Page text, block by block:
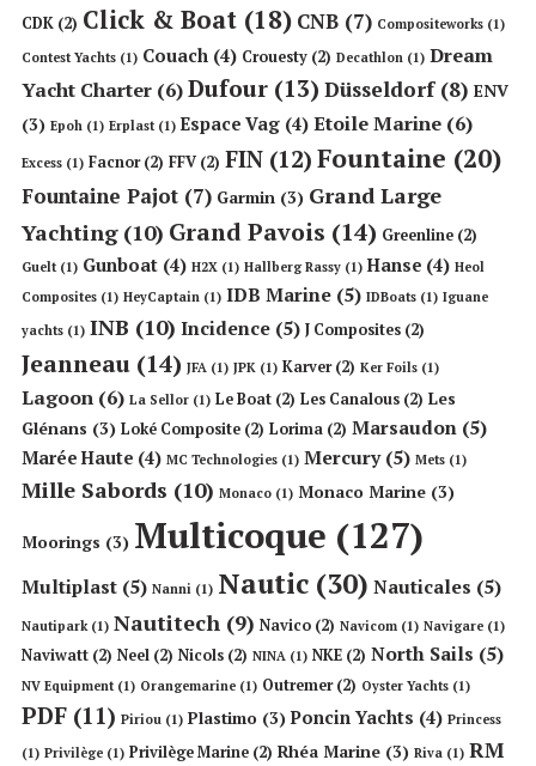
CDK (2) Click & Boat (18) CNB (7) Compositeworks (1)
Contest Yachts (1) Couach (4) Crouesty (2) Decathlon (1) Dream
Yacht Charter (6)Dufour (13) Düsseldorf(8) ENV
(3) Epoh (1) Erplast (1) Espace Vag (4) Etoile Marine (6)
Excess (1) Facnor(2) FFV (2) FIN (12) Fountaine (20)
Fountaine Pajot (7) Garmin (3) Grand Large
Yachting(10) Grand Pavois (14) Greenline (2)
Guelt (1) Gunboat (4) H2X (1) Hallberg Rassy (1) Hanse (4) Heol
Composites (1) HeyCaptain (1) IDB Marine (5) IDBoats (1) Iguane
yachts (1) INB (10) Incidence (5) J Composites (2)
Jeanneau (14) JFA (1) JPK (1) Karver(2) Ker Foils (1)
Lagoon (6) La Sellor (1) Le Boat (2) Les Canalous (2) Les
Glénans (3) Loké Composite (2) Lorima (2) Marsaudon (5)
Marée Haute (4) MC Technologies (1) Mercury(5) Mets (1)
Mille Sabords (10) Monaco (1) Monaco Marine (3)
Moorings (3) Multicoque (127)
Multiplast (5) Nanni (1) Nautic (30) Nauticales (5)
Nautipark (1) Nautitech (9) Navico (2) Navicom (1) Navigare (1)
Naviwatt (2) Neel (2) Nicols (2) NINA (1) NKE (2) North Sails (5)
NV Equipment (1) Orangemarine (1) Outremer(2) Oyster Yachts (1)
PDF (11) Piriou (1) Plastimo (3) Poncin Yachts (4) Princess
(1) Privilège (1) Privilège Marine (2) Rhéa Marine (3) Riva (1) RM